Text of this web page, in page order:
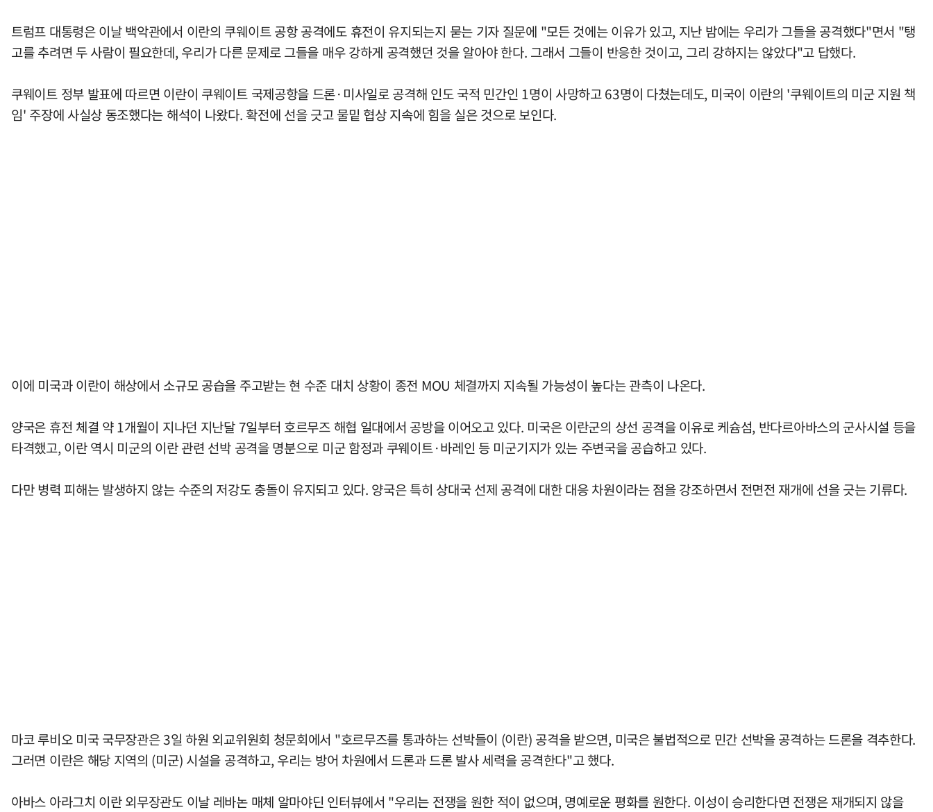
트럼프 대통령은 이날 백악관에서 이란의 쿠웨이트 공항 공격에도 휴전이 유지되는지 묻는 기자 질문에 "모든 것에는 이유가 있고, 지난 밤에는 우리가 그들을 공격했다"면서 "탱
고를 추려면 두 사람이 필요한데, 우리가 다른 문제로 그들을 매우 강하게 공격했던 것을 알아야 한다. 그래서 그들이 반응한 것이고, 그리 강하지는 않았다"고 답했다.
쿠웨이트 정부 발표에 따르면 이란이 쿠웨이트 국제공항을 드론·미사일로 공격해 인도 국적 민간인 1명이 사망하고 63명이 다쳤는데도, 미국이 이란의 '쿠웨이트의 미군 지원 책
임' 주장에 사실상 동조했다는 해석이 나왔다. 확전에 선을 긋고 물밑 협상 지속에 힘을 실은 것으로 보인다.
이에 미국과 이란이 해상에서 소규모 공습을 주고받는 현 수준 대치 상황이 종전 MOU 체결까지 지속될 가능성이 높다는 관측이 나온다.
양국은 휴전 체결 약 1개월이 지나던 지난달 7일부터 호르무즈 해협 일대에서 공방을 이어오고 있다. 미국은 이란군의 상선 공격을 이유로 케슘섬, 반다르아바스의 군사시설 등을
타격했고, 이란 역시 미군의 이란 관련 선박 공격을 명분으로 미군 함정과 쿠웨이트·바레인 등 미군기지가 있는 주변국을 공습하고 있다.
다만 병력 피해는 발생하지 않는 수준의 저강도 충돌이 유지되고 있다. 양국은 특히 상대국 선제 공격에 대한 대응 차원이라는 점을 강조하면서 전면전 재개에 선을 긋는 기류다.
마코 루비오 미국 국무장관은 3일 하원 외교위원회 청문회에서 "호르무즈를 통과하는 선박들이 (이란) 공격을 받으면, 미국은 불법적으로 민간 선박을 공격하는 드론을 격추한다.
그러면 이란은 해당 지역의 (미군) 시설을 공격하고, 우리는 방어 차원에서 드론과 드론 발사 세력을 공격한다"고 했다.
아바스 아라그치 이란 외무장관도 이날 레바논 매체 알마야딘 인터뷰에서 "우리는 전쟁을 원한 적이 없으며, 명예로운 평화를 원한다. 이성이 승리한다면 전쟁은 재개되지 않을